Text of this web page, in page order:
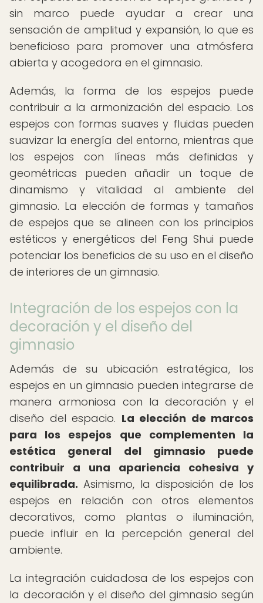
sin marco puede ayudar a crear una
sensación de amplitud y expansión, lo que es
beneficioso para promover una atmósfera
abierta y acogedora en el gimnasio.
Además, la forma de los espejos puede
contribuir a la armonización del espacio. Los
espejos con formas suaves y fluidas pueden
suavizar la energía del entorno, mientras que
los espejos con líneas más definidas y
geométricas pueden añadir un toque de
dinamismo y vitalidad al ambiente del
gimnasio. La elección de formas y tamaños
de espejos que se alineen con los principios
estéticos y energéticos del Feng Shui puede
potenciar los beneficios de su uso en el diseño
de interiores de un gimnasio.
Integración de los espejos con la
decoración y el diseño del
gimnasio
Además de su ubicación estratégica, los
espejos en un gimnasio pueden integrarse de
manera armoniosa con la decoración y el
diseño del espacio. La elección de marcos
para los espejos que complementen la
estética general del gimnasio puede
contribuir a una apariencia cohesiva y
equilibrada. Asimismo, la disposición de los
espejos en relación con otros elementos
decorativos, como plantas o iluminación,
puede influir en la percepción general del
ambiente.
La integración cuidadosa de los espejos con
la decoración y el diseño del gimnasio según